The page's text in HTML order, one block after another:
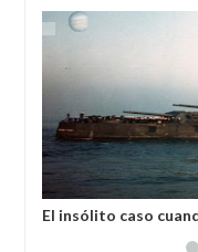
El insólito caso
EXTRANOTIX MISTERIO